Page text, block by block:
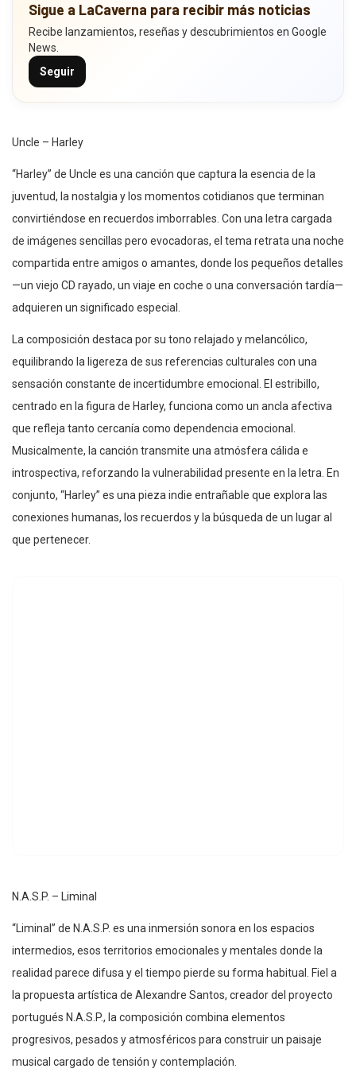
Sigue a LaCaverna para recibir más noticias
Recibe lanzamientos, reseñas y descubrimientos en Google
News.
Seguir
Uncle – Harley
“Harley” de Uncle es una canción que captura la esencia de la
juventud, la nostalgia y los momentos cotidianos que terminan
convirtiéndose en recuerdos imborrables. Con una letra cargada
de imágenes sencillas pero evocadoras, el tema retrata una noche
compartida entre amigos o amantes, donde los pequeños detalles
—un viejo CD rayado, un viaje en coche o una conversación tardía—
adquieren un significado especial.
La composición destaca por su tono relajado y melancólico,
equilibrando la ligereza de sus referencias culturales con una
sensación constante de incertidumbre emocional. El estribillo,
centrado en la figura de Harley, funciona como un ancla afectiva
que refleja tanto cercanía como dependencia emocional.
Musicalmente, la canción transmite una atmósfera cálida e
introspectiva, reforzando la vulnerabilidad presente en la letra. En
conjunto, “Harley” es una pieza indie entrañable que explora las
conexiones humanas, los recuerdos y la búsqueda de un lugar al
que pertenecer.
N.A.S.P. – Liminal
“Liminal” de N.A.S.P. es una inmersión sonora en los espacios
intermedios, esos territorios emocionales y mentales donde la
realidad parece difusa y el tiempo pierde su forma habitual. Fiel a
la propuesta artística de Alexandre Santos, creador del proyecto
portugués N.A.S.P., la composición combina elementos
progresivos, pesados y atmosféricos para construir un paisaje
musical cargado de tensión y contemplación.